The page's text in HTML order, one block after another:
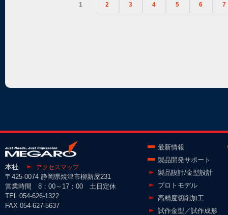
1 2 3 4 5 6 7
本社 アクセスマップ
〒425-0074 静岡県焼津市柳新屋231
営業時間 8：00～17：00 土日定休
TEL 054-626-1322
FAX 054-627-5637
最新情報
製品開発サポート
製品設計/金型設計
プロトモデル
高精度切削加工
試作金型／試作成形